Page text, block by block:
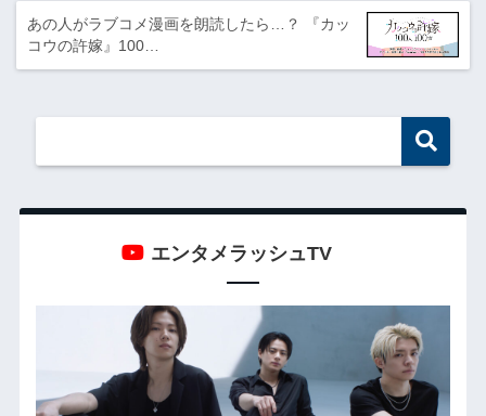
あの人がラブコメ漫画を朗読したら…？ 『カッ
コウの許嫁』100…
エンタメラッシュTV